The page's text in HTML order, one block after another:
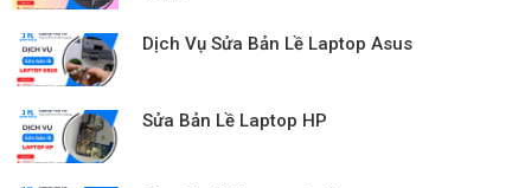
Dịch Vụ Sửa Bản Lề Laptop Asus
Sửa Bản Lề Laptop HP